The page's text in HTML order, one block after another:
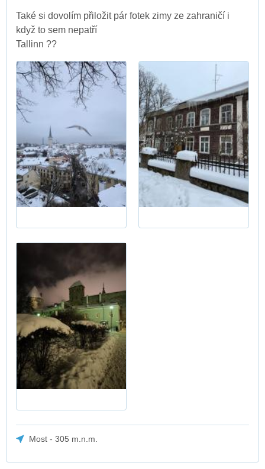
Také si dovolím přiložit pár fotek zimy ze zahraničí i
když to sem nepatří
Tallinn ??
Most - 305 m.n.m.